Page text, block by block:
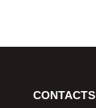
CONTACTS